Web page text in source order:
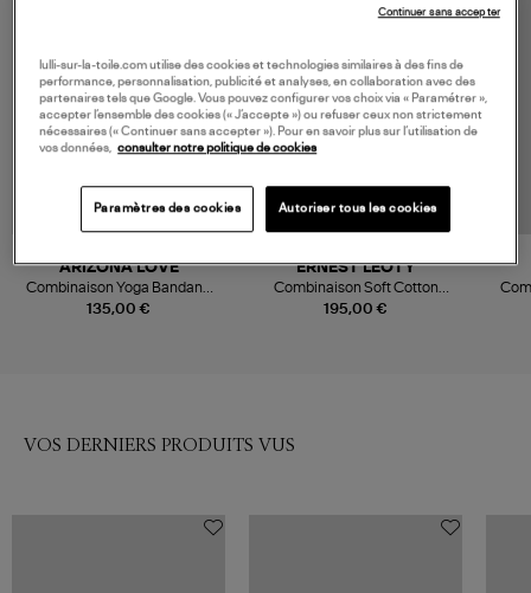
135,00 €
ARIZONA LOVE
Combinaison Yoga Bandana
Black
195,00 €
ERNEST LEOTY
Combinaison Soft Cotton
Corset Brown
VOS DERNIERS PRODUITS VUS
lulli-sur-la-toile.com utilise des cookies et technologies similaires à des fins de
performance, personnalisation, publicité et analyses, en collaboration avec des
partenaires tels que Google. Vous pouvez configurer vos choix via « Paramétrer »,
accepter l’ensemble des cookies (« J’accepte ») ou refuser ceux non strictement
nécessaires (« Continuer sans accepter »). Pour en savoir plus sur l’utilisation de
vos données,
consulter notre politique de cookies
Paramètres des cookies Autoriser tous les cookies
Continuer sans accepter